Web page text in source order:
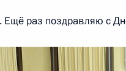
раз поздравляю с